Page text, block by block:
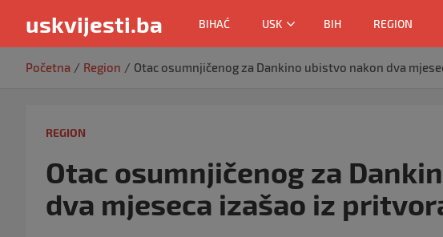
uskvijesti.ba BIHAĆ USK BIH REGION
Početna Region Otac osumnjičenog za Dankino ubistvo nakon dva
REGION
Otac osumnjičenog za
dva mjeseca izašao iz